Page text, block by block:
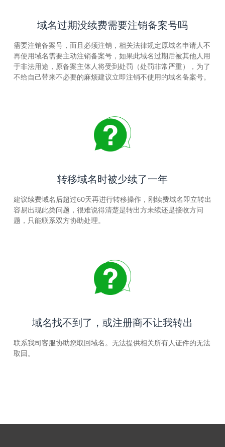
域名过期没续费需要注销备案号吗
需要注销备案号，而且必须注销，相关法律规定原域名申请人不
再使用域名需要主动注销备案号，如果此域名过期后被其他人用
于非法用途，原备案主体人将受到处罚（处罚非常严重），为了
不给自己带来不必要的麻烦建议立即注销不使用的域名备案号。
转移域名时被少续了一年
建议续费域名后超过60天再进行转移操作，刚续费域名即立转出
容易出现此类问题，很难说得清楚是转出方未续还是接收方问
题，只能联系双方协助处理。
域名找不到了，或注册商不让我转出
联系我司客服协助您取回域名。无法提供相关所有人证件的无法
取回。